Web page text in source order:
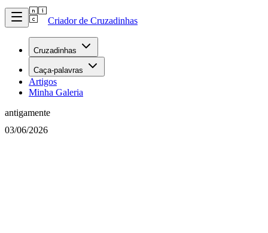
Criador de Cruzadinhas
Cruzadinhas
Caça-palavras
Artigos
Minha Galeria
antigamente
03/06/2026